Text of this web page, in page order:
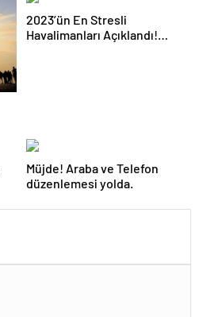
2023’ün En Stresli
Havalimanları Açıklandı!
Müjde! Araba ve Telefon
düzenlemesi yolda.